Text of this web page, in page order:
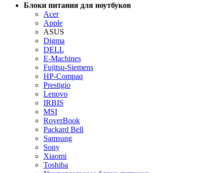
Блоки питания для ноутбуков
Acer
Apple
ASUS
Digma
DELL
E-Machines
Fujitsu-Siemens
HP-Compaq
Prestigio
Lenovo
IRBIS
MSI
RoverBook
Packard Bell
Samsung
Sony
Xiaomi
Toshiba